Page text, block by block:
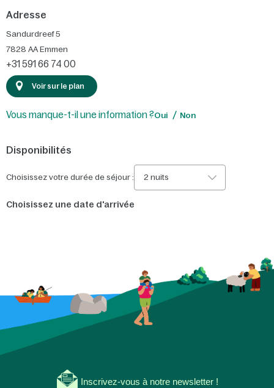
Adresse
Sandurdreef 5
7828 AA Emmen
+31 591 66 74 00
Voir sur le plan
Vous manque-t-il une information ?Oui Non
Disponibilités
Choisissez votre durée de séjour : 2 nuits
Choisissez une date d'arrivée
Inscrivez-vous à notre newsletter !